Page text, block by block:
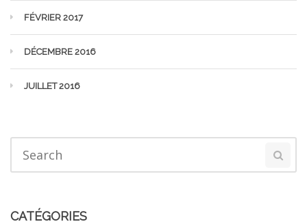
FÉVRIER 2017
DÉCEMBRE 2016
JUILLET 2016
CATÉGORIES